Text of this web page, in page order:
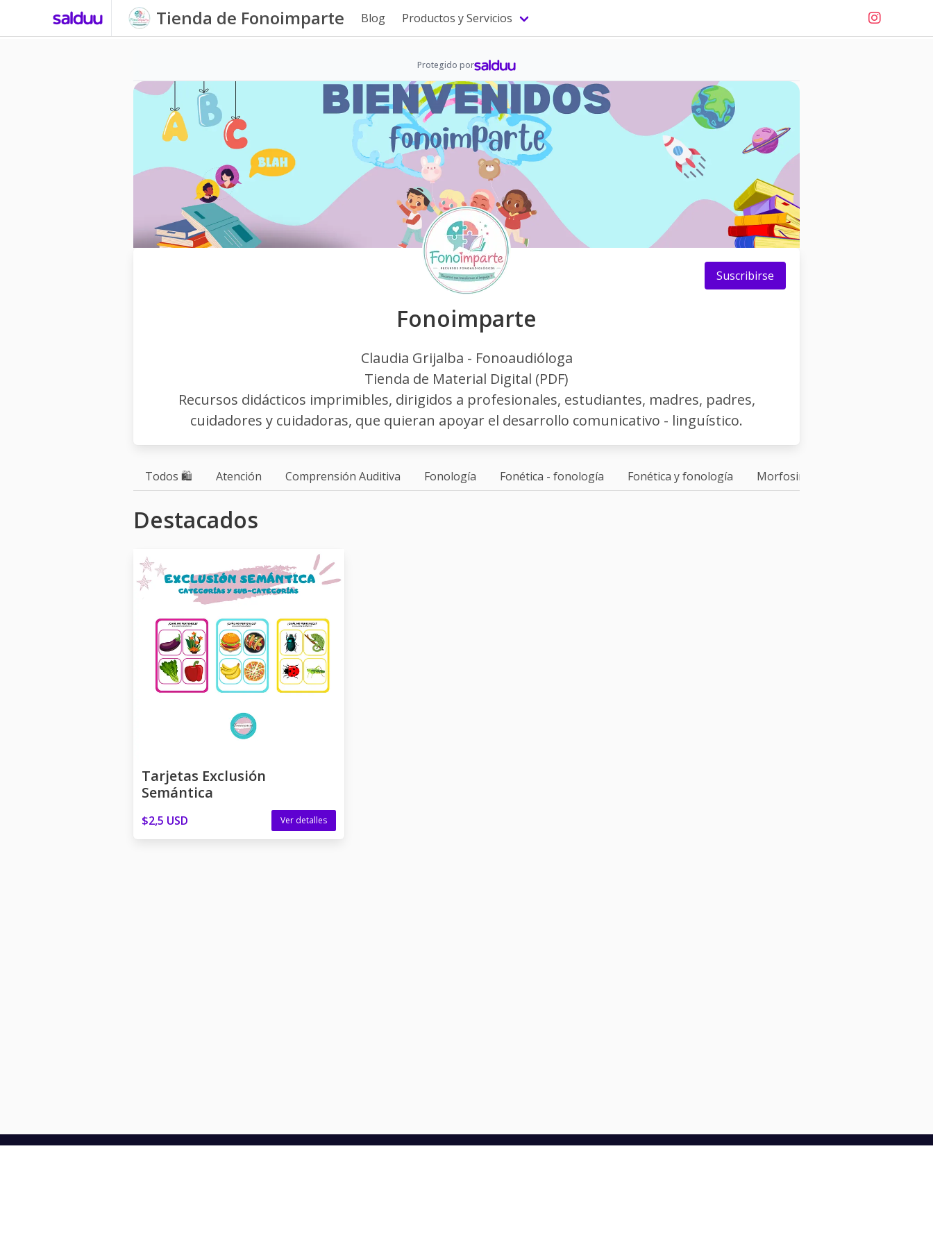
Tienda de Fonoimparte Blog Productos y Servicios
Protegido por
Suscribirse
Fonoimparte
Claudia Grijalba - Fonoaudióloga
Tienda de Material Digital (PDF)
Recursos didácticos imprimibles, dirigidos a profesionales, estudiantes, madres, padres,
cuidadores y cuidadoras, que quieran apoyar el desarrollo comunicativo - linguístico.
Todos 🛍 Atención Comprensión Auditiva Fonología Fonética - fonología Fonética y fonología Morfosintaxis
Destacados
Tarjetas Exclusión
Semántica
$2,5 USD Ver detalles